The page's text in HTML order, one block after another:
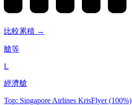
比較累積 →
艙等
L
經濟艙
Top: Singapore Airlines KrisFlyer (100%)